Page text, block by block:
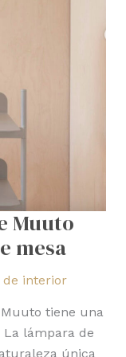
Muuto
mesa
de interior
tiene una
La lámpara de
única